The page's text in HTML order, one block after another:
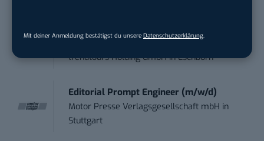
Mit deiner Anmeldung bestätigst du unsere Datenschutzerklärung
touristische...
trendtours Holding GmbHinEschborn
Editorial Prompt Engineer (m/w/d)
Motor Presse Verlagsgesellschaft mbH in
Stuttgart